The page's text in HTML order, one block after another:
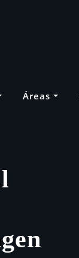
Áreas